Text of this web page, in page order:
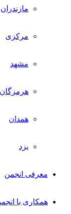
مازندران
مرکزی
مشهد
هرمزگان
همدان
یزد
معرفی انجمن
همکاری با